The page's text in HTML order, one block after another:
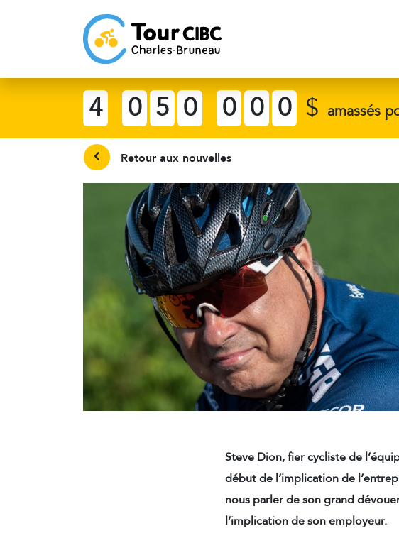
4 0 5 0 0 0 0 $ amassés
Retour aux nouvelles
Steve Dion, fier cycliste de
début de l’implication de
nous parler de son grand
l’implication de son employeur.